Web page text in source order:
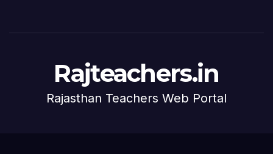
Rajteachers.in
Rajasthan Teachers Web Portal